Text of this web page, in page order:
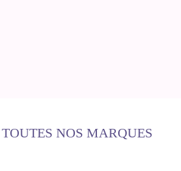
NOS MARQUES